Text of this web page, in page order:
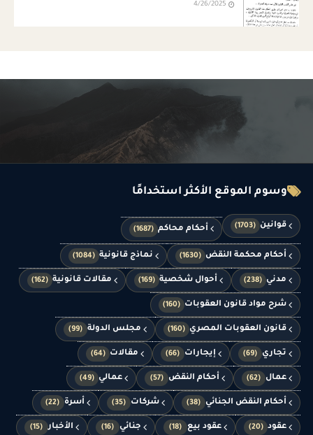
4/26/2025
وسوم الموقع الأكثر استخدامًا
قوانين (1703) أحكام محاكم (1687)
أحكام محكمة النقض (1630) نماذج قانونية (1084)
مدني (238) أحوال شخصية (169) مقالات قانونية (162)
شرح مواد قانون العقوبات (160)
قانون العقوبات المصري (160) مجلس الدولة (99)
تجاري (69) إيجارات (66) مقالات (64)
عمال (62) أحكام النقض (57) عمالي (49)
أحكام النقض الجنائي (38) شركات (35) أسرة (22)
عقود (20) عقود بيع (18) جنائي (16) الأخبار (15)